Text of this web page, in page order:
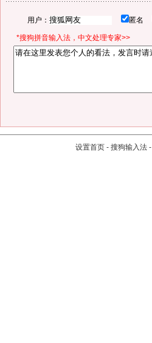
用户： 匿名
*搜狗拼音输入法，中文处理专家>>
设置首页 - 搜狗输入法 -